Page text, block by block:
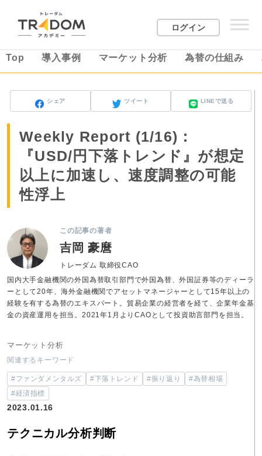
ログイン
Top 導入事例 マーケット分析 為替の仕組み
シェア ツイート LINEで送る
Weekly Report (1/16)：
『USD/円下落トレンド』が想定
以上に加速し、速度調整の可能
性浮上
この記事の著者
吉岡 豪麿
トレーダム 取締役CAO
国内大手金融機関の外国為替取引部門で外国為替、外国証券等のディーラ
ーとして20年、海外金融機関でアセットマネージャーとして15年以上の
経験を有する為替のエキスパート。貿易企業の経営者を経て、企業年金基
金の資産運用を担当。2021年1月よりCAOとして投資助言部門を担当。
マーケット分析
関連するキーワード
#ファンダメンタルズ #下落トレンド #振り返り
#為替相場
#経済指標
2023.01.16
テクニカル分析判断